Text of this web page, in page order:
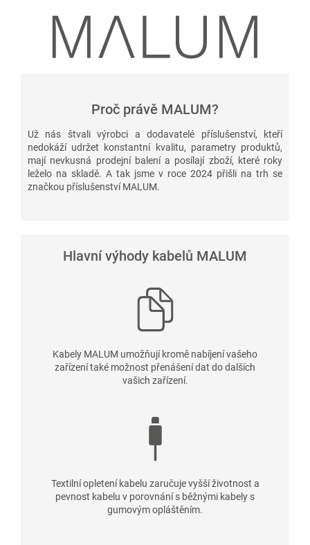
Proč právě MALUM?
Už nás štvali výrobci a dodavatelé příslušenství, kteří
nedokáží udržet konstantní kvalitu, parametry produktů,
mají nevkusná prodejní balení a posílají zboží, které roky
leželo na skladě. A tak jsme v roce 2024 přišli na trh se
značkou příslušenství MALUM.
Hlavní výhody kabelů MALUM
Kabely MALUM umožňují kromě nabíjení vašeho
zařízení také možnost přenášení dat do dalších
vašich zařízení.
Textilní opletení kabelu zaručuje vyšší životnost a
pevnost kabelu v porovnání s běžnými kabely s
gumovým opláštěním.